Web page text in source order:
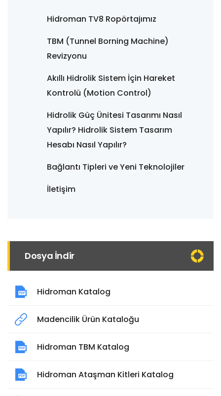
Hidroman TV8 Ropörtajımız
TBM (Tunnel Borning Machine)
Revizyonu
Akıllı Hidrolik Sistem İçin Hareket
Kontrolü (Motion Control)
Hidrolik Güç Ünitesi Tasarımı Nasıl
Yapılır? Hidrolik Sistem Tasarım
Hesabı Nasıl Yapılır?
Bağlantı Tipleri ve Yeni Teknolojiler
İletişim
Dosya İndir
Hidroman Katalog
Madencilik Ürün Kataloğu
Hidroman TBM Katalog
Hidroman Ataşman Kitleri Katalog